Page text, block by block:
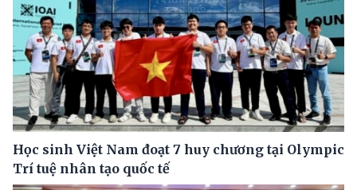
Học sinh Việt Nam đoạt 7 huy chương tại Olympic
Trí tuệ nhân tạo quốc tế